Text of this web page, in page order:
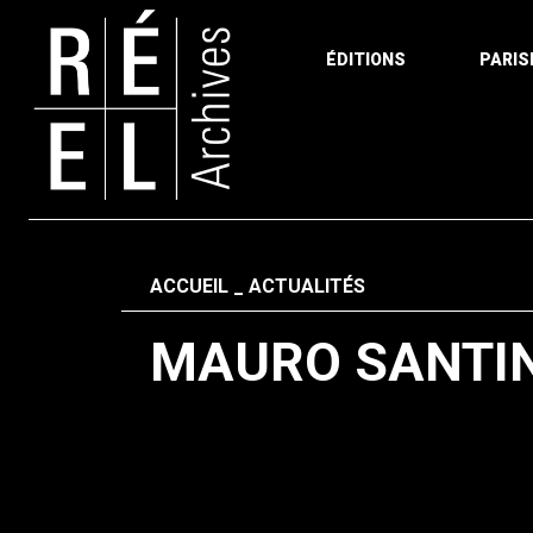
ÉDITIONS
Fil d'ariane
ACCUEIL ACTUALITÉS
MAURO